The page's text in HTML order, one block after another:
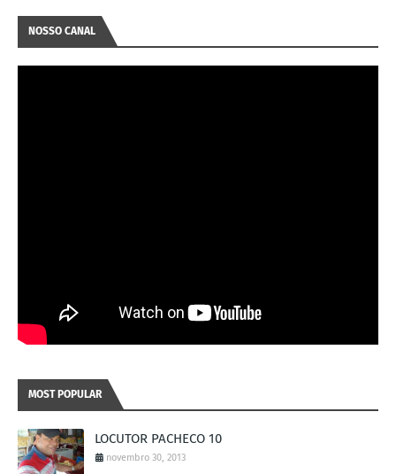
NOSSO CANAL
MOST POPULAR
LOCUTOR PACHECO 10
novembro 30, 2013